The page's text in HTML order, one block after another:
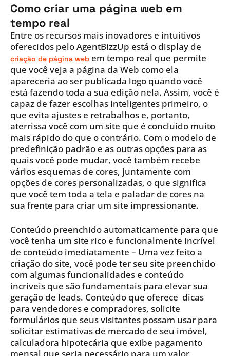
Como criar uma página web em
tempo real
Entre os recursos mais inovadores e intuitivos
oferecidos pelo AgentBizzUp está o display de
criação de página web em tempo real que permite
que você veja a página da Web como ela
apareceria ao ser publicada logo quando você
está fazendo toda a sua edição nela. Assim, você é
capaz de fazer escolhas inteligentes primeiro, o
que evita ajustes e retrabalhos e, portanto,
aterrissa você com um site que é concluído muito
mais rápido do que o contrário. Com o modelo de
predefinição padrão e as outras opções para as
quais você pode mudar, você também recebe
vários esquemas de cores, juntamente com
opções de cores personalizadas, o que significa
que você tem toda a tela e paladar de cores na
sua frente para criar um site impressionante.
Conteúdo preenchido automaticamente para que
você tenha um site rico e funcionalmente incrível
de conteúdo imediatamente – Uma vez feito a
criação do site, você pode ter seu site preenchido
com algumas funcionalidades e conteúdo
incríveis que são fundamentais para elevar sua
geração de leads. Conteúdo que oferece dicas
para vendedores e compradores, solicite
formulários que seus visitantes possam usar para
solicitar estimativas de mercado de seu imóvel,
calculadora hipotecária que exibe pagamento
mensal que seria necessário para um valor